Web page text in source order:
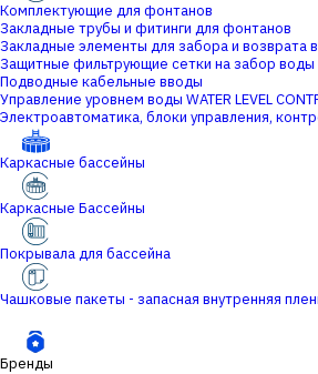
Комплектующие для фонтанов
Закладные трубы и фитинги для фонтанов
Закладные элементы для забора и возврата
Защитные фильтрующие сетки на забор
Подводные кабельные вводы
Управление уровнем воды WATER LEVEL
Электроавтоматика, блоки управления,
Каркасные бассейны
Каркасные Бассейны
Покрывала для бассейна
Чашковые пакеты - запасная внутренняя
Бренды